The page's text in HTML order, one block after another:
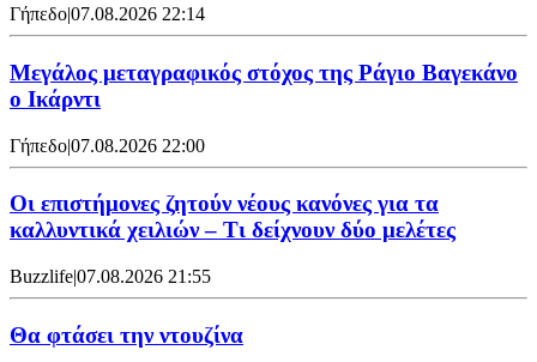
Γήπεδο|07.08.2026 22:14
Μεγάλος μεταγραφικός στόχος της Ράγιο Βαγεκάνο
ο Ικάρντι
Γήπεδο|07.08.2026 22:00
Οι επιστήμονες ζητούν νέους κανόνες για τα
καλλυντικά χειλιών – Τι δείχνουν δύο μελέτες
Buzzlife|07.08.2026 21:55
Θα φτάσει την ντουζίνα